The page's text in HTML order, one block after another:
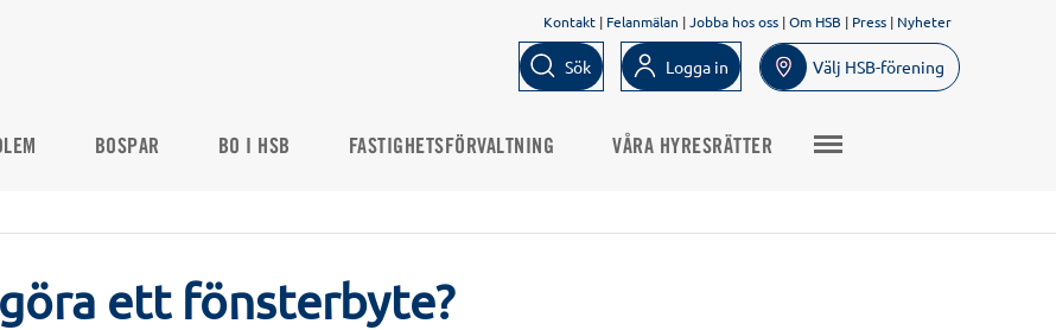
Kontakt | Felanmälan |Jobba hos oss |Om HSB | Press | Nyheter
Sök Logga in Välj HSB-förening
BOSPAR BO I HSB FASTIGHETSFÖRVALTNING VÅRA HYRESRÄTTER
ett fönsterbyte?